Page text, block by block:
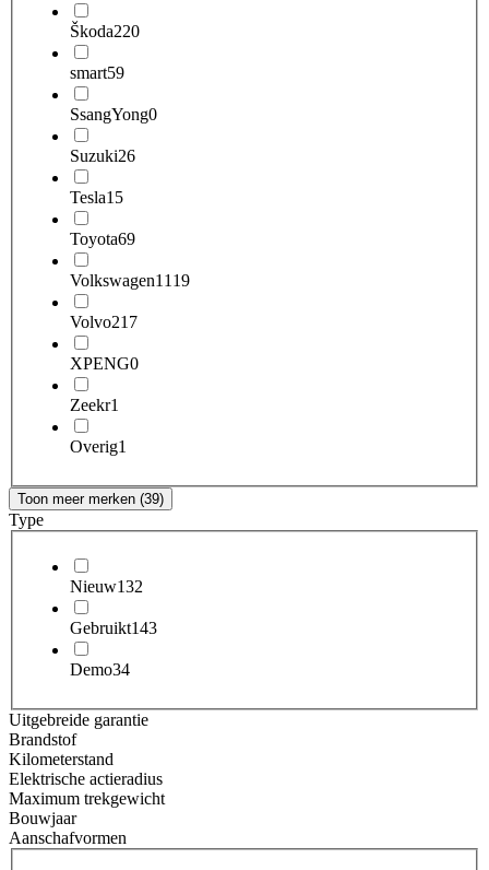
Škoda220
smart59
SsangYong0
Suzuki26
Tesla15
Toyota69
Volkswagen1119
Volvo217
XPENG0
Zeekr1
Overig1
Toon meer merken (39)
Type
Nieuw132
Gebruikt143
Demo34
Uitgebreide garantie
Brandstof
Kilometerstand
Elektrische actieradius
Maximum trekgewicht
Bouwjaar
Aanschafvormen